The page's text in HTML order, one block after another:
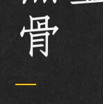
骨